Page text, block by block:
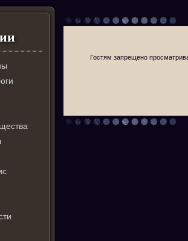
Гостям запрещено